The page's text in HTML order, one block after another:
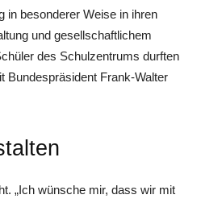
in besonderer Weise in ihren
und gesellschaftlichem
des Schulzentrums durften
Bundespräsident Frank-Walter
„Ich wünsche mir, dass wir mit